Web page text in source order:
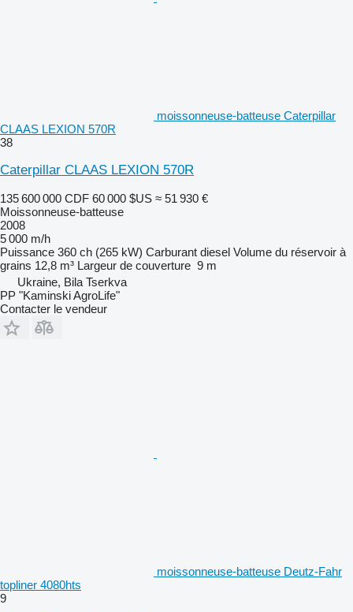
moissonneuse-batteuse Caterpillar
CLAAS LEXION 570R
38
Caterpillar CLAAS LEXION 570R
135 600 000 CDF 60 000 $US ≈ 51 930 €
Moissonneuse-batteuse
2008
5 000 m/h
Puissance 360 ch (265 kW) Carburant diesel Volume du réservoir à
grains 12,8 m³ Largeur de couverture 9 m
Ukraine, Bila Tserkva
PP "Kaminski AgroLife"
Contacter le vendeur
moissonneuse-batteuse Deutz-Fahr
topliner 4080hts
9